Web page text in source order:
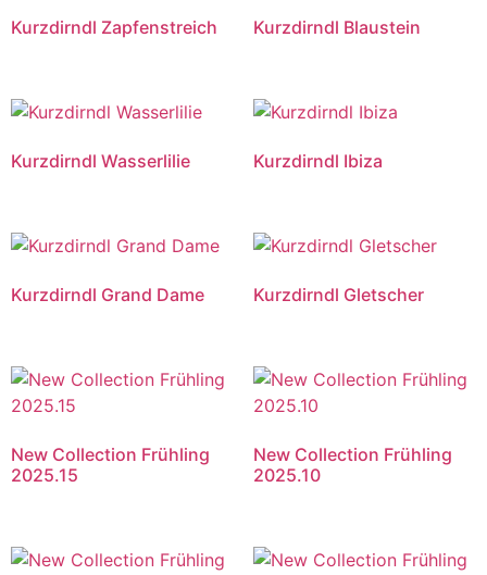
Kurzdirndl Zapfenstreich Kurzdirndl Blaustein
Kurzdirndl Wasserlilie Kurzdirndl Ibiza
Kurzdirndl Grand Dame Kurzdirndl Gletscher
New Collection Frühling
2025.15
New Collection Frühling
2025.10